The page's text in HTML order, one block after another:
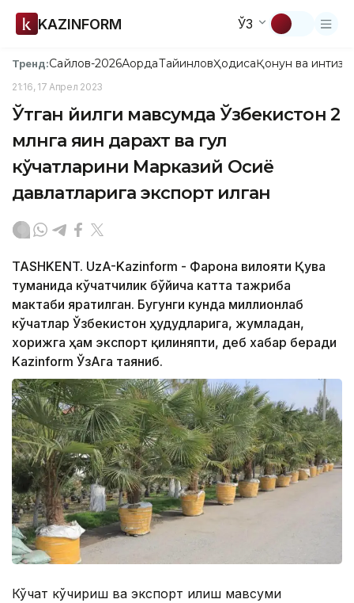
KAZINFORM ЎЗ
Тренд:Сайлов-2026АқордаТайинловҲодисаҚонун ва
21:16, 17 Апрел 2023
Ўтган йилги мавсумда Ўзбекистон 2
млнга яқин дарахт ва гул
кўчатларини Марказий Осиё
давлатларига экспорт қилган
TASHKENT. UzA-Kazinform - Фарғона вилояти Қува
туманида кўчатчилик бўйича катта тажриба
мактаби яратилган. Бугунги кунда миллионлаб
кўчатлар Ўзбекистон ҳудудларига, жумладан,
хорижга ҳам экспорт қилиняпти, деб хабар беради
Kazinform ЎзАга таяниб.
Кўчат кўчириш ва экспорт қилиш мавсуми